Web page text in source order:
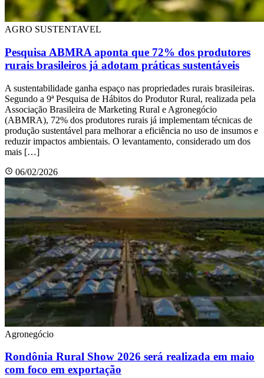
AGRO SUSTENTAVEL
Pesquisa ABMRA aponta que 72% dos produtores
rurais brasileiros já adotam práticas sustentáveis
A sustentabilidade ganha espaço nas propriedades rurais brasileiras.
Segundo a 9ª Pesquisa de Hábitos do Produtor Rural, realizada pela
Associação Brasileira de Marketing Rural e Agronegócio
(ABMRA), 72% dos produtores rurais já implementam técnicas de
produção sustentável para melhorar a eficiência no uso de insumos e
reduzir impactos ambientais. O levantamento, considerado um dos
mais […]
06/02/2026
Agronegócio
Rondônia Rural Show 2026 será realizada em maio
com foco em exportação